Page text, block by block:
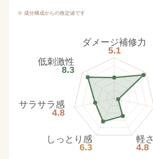
※ 成分構成からの推定値です
ダメージ補修力
5.1
軽さ
4.8
しっとり感
6.3
サラサラ感
4.8
低刺激性
8.3